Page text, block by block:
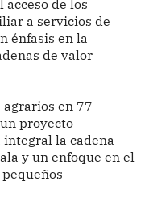
de los
a servicios de
énfasis en la
de valor
en 77
proyecto
la cadena
y un enfoque en el